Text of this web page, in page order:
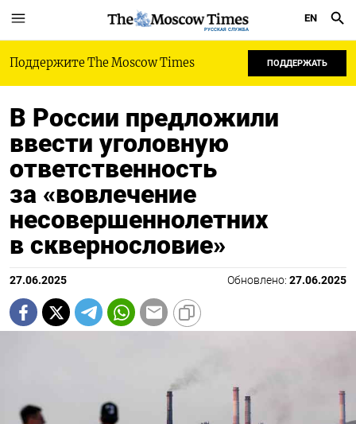
РУССКАЯ СЛУЖБА
EN
Поддержите The Moscow Times ПОДДЕРЖАТЬ
В России предложили
ввести уголовную
ответственность
за «вовлечение
несовершеннолетних
в сквернословие»
27.06.2025 Обновлено: 27.06.2025